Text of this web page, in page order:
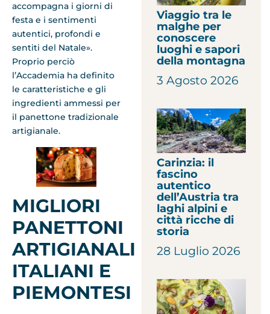
accompagna i giorni di
festa e i sentimenti
autentici, profondi e
sentiti del Natale».
Proprio perciò
l’Accademia ha definito
le caratteristiche e gli
ingredienti ammessi per
il panettone tradizionale
artigianale.
MIGLIORI
PANETTONI
ARTIGIANALI
ITALIANI E
PIEMONTESI
Viaggio tra le
malghe per
conoscere
luoghi e sapori
della montagna
3 Agosto 2026
Carinzia: il
fascino
autentico
dell’Austria tra
laghi alpini e
città ricche di
storia
28 Luglio 2026